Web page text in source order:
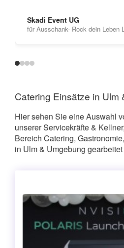
Skadi Event UG
für Ausschank- Rock dein Leben
Catering Einsätze in Ulm
Hier sehen Sie eine Auswahl
unserer Servicekräfte &
Bereich Catering,
in Ulm & Umgebung